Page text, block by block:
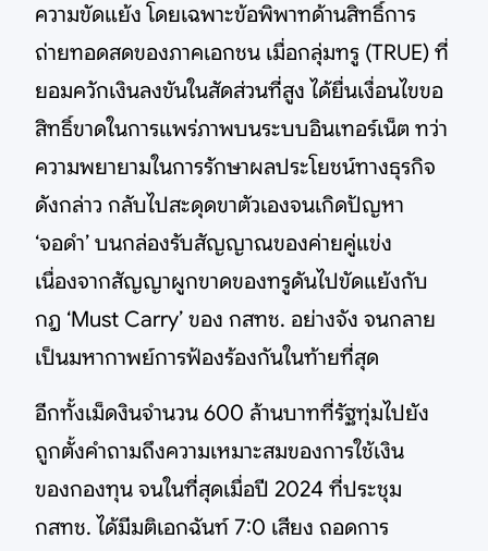
ความขัดแย้ง โดยเฉพาะข้อพิพาทด้านสิทธิ์การ
ถ่ายทอดสดของภาคเอกชน เมื่อกลุ่มทรู (TRUE) ที่
ยอมควักเงินลงขันในสัดส่วนที่สูง ได้ยื่นเงื่อนไขขอ
สิทธิ์ขาดในการแพร่ภาพบนระบบอินเทอร์เน็ต ทว่า
ความพยายามในการรักษาผลประโยชน์ทางธุรกิจ
ดังกล่าว กลับไปสะดุดขาตัวเองจนเกิดปัญหา
‘จอดำ’ บนกล่องรับสัญญาณของค่ายคู่แข่ง
เนื่องจากสัญญาผูกขาดของทรูดันไปขัดแย้งกับ
กฎ ‘Must Carry’ ของ กสทช. อย่างจัง จนกลาย
เป็นมหากาพย์การฟ้องร้องกันในท้ายที่สุด
อีกทั้งเม็ดงินจำนวน 600 ล้านบาทที่รัฐทุ่มไปยัง
ถูกตั้งคำถามถึงความเหมาะสมของการใช้เงิน
ของกองทุน จนในที่สุดเมื่อปี 2024 ที่ประชุม
กสทช. ได้มีมติเอกฉันท์ 7:0 เสียง ถอดการ